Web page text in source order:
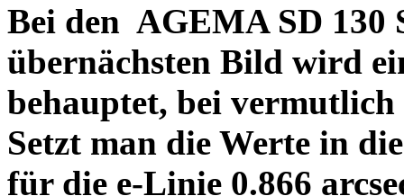
Bei den AGEMA SD 130
übernächsten Bild wird
behauptet, bei vermutlich
Setzt man die Werte in
für die e-Linie 0.866